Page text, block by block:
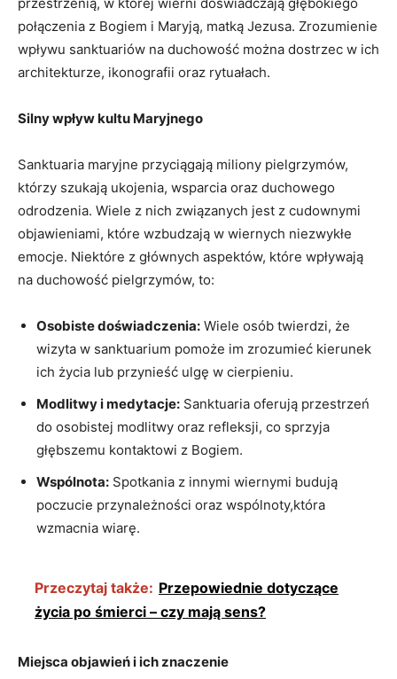
przestrzenią, w której wierni doświadczają głębokiego
połączenia z Bogiem i Maryją, matką Jezusa. Zrozumienie
wpływu sanktuariów na duchowość można dostrzec w ich
architekturze, ikonografii oraz rytuałach.
Silny wpływ kultu Maryjnego
Sanktuaria maryjne przyciągają miliony pielgrzymów,
którzy szukają ukojenia, wsparcia oraz duchowego
odrodzenia. Wiele z nich związanych jest z cudownymi
objawieniami, które wzbudzają w wiernych niezwykłe
emocje. Niektóre z głównych aspektów, które wpływają
na duchowość pielgrzymów, to:
Osobiste doświadczenia: Wiele osób twierdzi, że
wizyta w sanktuarium pomoże im zrozumieć kierunek
ich życia lub przynieść ulgę w cierpieniu.
Modlitwy i medytacje: Sanktuaria oferują przestrzeń
do osobistej modlitwy oraz refleksji, co sprzyja
głębszemu kontaktowi z Bogiem.
Wspólnota: Spotkania z innymi wiernymi budują
poczucie przynależności oraz wspólnoty,która
wzmacnia wiarę.
Przeczytaj także: Przepowiednie dotyczące
życia po śmierci – czy mają sens?
Miejsca objawień i ich znaczenie